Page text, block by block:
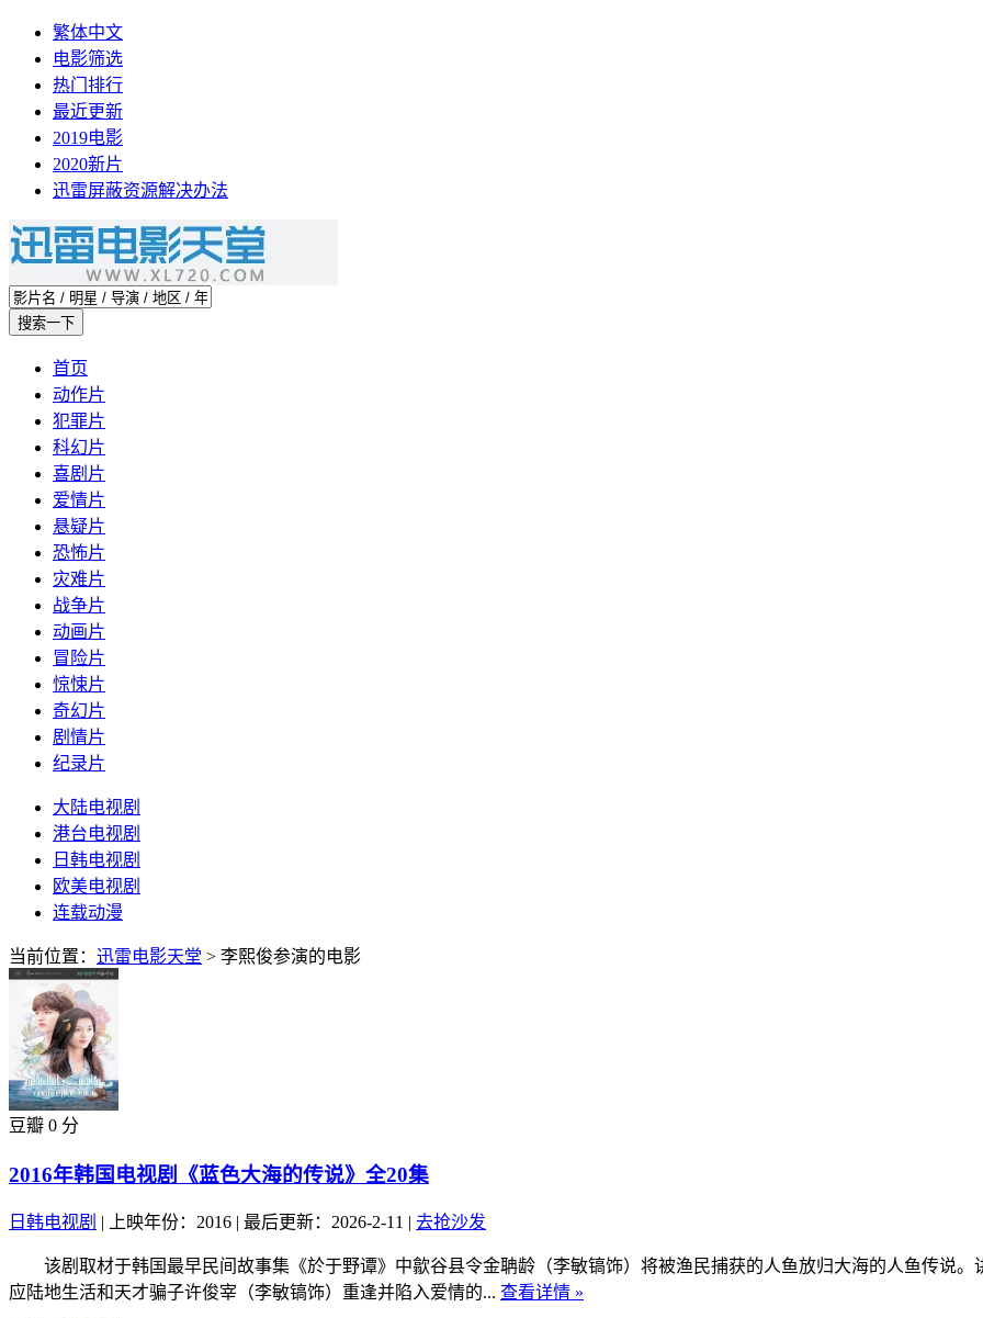
繁体中文
电影筛选
热门排行
最近更新
2019电影
2020新片
迅雷屏蔽资源解决办法
首页
动作片
犯罪片
科幻片
喜剧片
爱情片
悬疑片
恐怖片
灾难片
战争片
动画片
冒险片
惊悚片
奇幻片
剧情片
纪录片
大陆电视剧
港台电视剧
日韩电视剧
欧美电视剧
连载动漫
当前位置： 迅雷电影天堂 > 李熙俊参演的电影
豆瓣 0 分
2016年韩国电视剧《蓝色大海的传说》全20集
日韩电视剧 | 上映年份：2016 | 最后更新：2026-2-11 | 去抢沙发
该剧取材于韩国最早民间故事集《於于野谭》中歙谷县令金聃龄（李敏镐饰）将被渔民捕获的人鱼放归大海的人鱼传说。
应陆地生活和天才骗子许俊宰（李敏镐饰）重逢并陷入爱情的... 查看详情 »